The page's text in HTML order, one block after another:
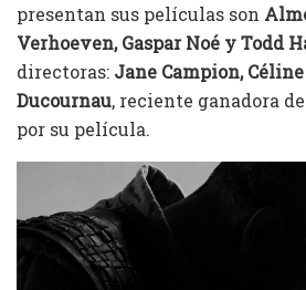
presentan sus películas son
Verhoeven, Gaspar Noé y Todd
directoras: Jane Campion,
Ducournau, reciente ganadora
por su película.